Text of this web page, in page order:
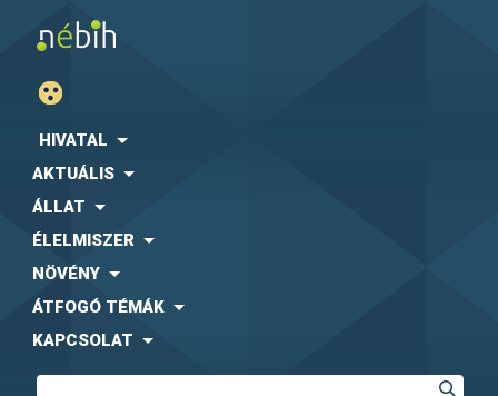
HIVATAL
AKTUÁLIS
ÁLLAT
ÉLELMISZER
NÖVÉNY
ÁTFOGÓ TÉMÁK
KAPCSOLAT